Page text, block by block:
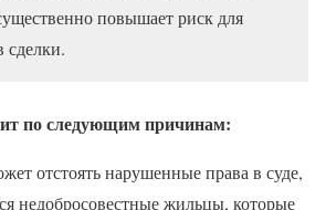
повышает риск для
сделки.
по следующим причинам:
отстоять нарушенные права в суде,
недобросовестные жильцы, которые